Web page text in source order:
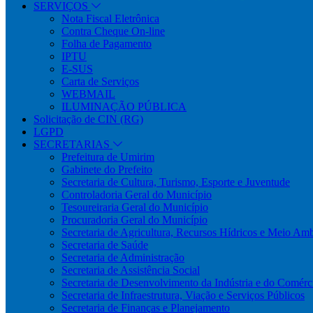
SERVIÇOS
Nota Fiscal Eletrônica
Contra Cheque On-line
Folha de Pagamento
IPTU
E-SUS
Carta de Serviços
WEBMAIL
ILUMINAÇÃO PÚBLICA
Solicitação de CIN (RG)
LGPD
SECRETARIAS
Prefeitura de Umirim
Gabinete do Prefeito
Secretaria de Cultura, Turismo, Esporte e Juventude
Controladoria Geral do Município
Tesoureiraria Geral do Município
Procuradoria Geral do Município
Secretaria de Agricultura, Recursos Hídricos e Meio
Secretaria de Saúde
Secretaria de Administração
Secretaria de Assistência Social
Secretaria de Desenvolvimento da Indústria e do
Secretaria de Infraestrutura, Viação e Serviços Públicos
Secretaria de Finanças e Planejamento